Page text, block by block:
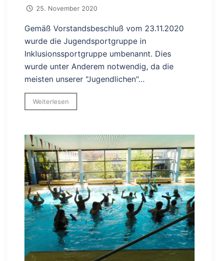
25. November 2020
Gemäß Vorstandsbeschluß vom 23.11.2020
wurde die Jugendsportgruppe in
Inklusionssportgruppe umbenannt. Dies
wurde unter Anderem notwendig, da die
meisten unserer "Jugendlichen"…
Weiterlesen